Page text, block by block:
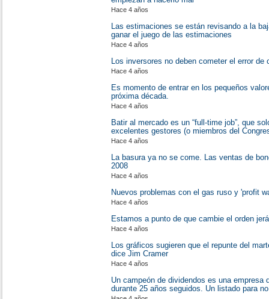
Hace 4 años
Las estimaciones se están revisando a la
ganar el juego de las estimaciones
Hace 4 años
Los inversores no deben cometer el error
Hace 4 años
Es momento de entrar en los pequeños
próxima década.
Hace 4 años
Batir al mercado es un “full-time job”, que
excelentes gestores (o miembros del
Hace 4 años
La basura ya no se come. Las ventas de
2008
Hace 4 años
Nuevos problemas con el gas ruso y 'profit
Hace 4 años
Estamos a punto de que cambie el orden
Hace 4 años
Los gráficos sugieren que el repunte del
dice Jim Cramer
Hace 4 años
​​​​​​​Un campeón de dividendos es una empresa
durante 25 años seguidos. Un listado para